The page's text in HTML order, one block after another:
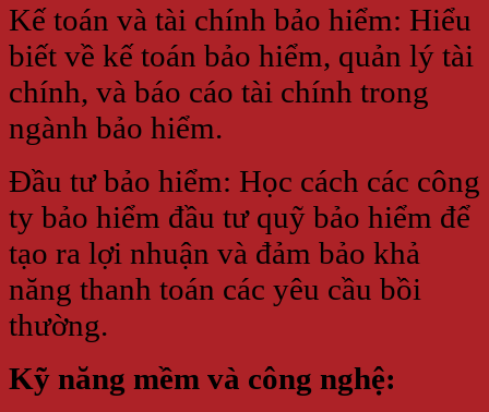
Kế toán và tài chính bảo hiểm: Hiểu
biết về kế toán bảo hiểm, quản lý tài
chính, và báo cáo tài chính trong
ngành bảo hiểm.
Đầu tư bảo hiểm: Học cách các công
ty bảo hiểm đầu tư quỹ bảo hiểm để
tạo ra lợi nhuận và đảm bảo khả
năng thanh toán các yêu cầu bồi
thường.
Kỹ năng mềm và công nghệ: